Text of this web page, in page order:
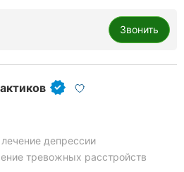
Звонить
лечение депрессии
тревожных расстройств